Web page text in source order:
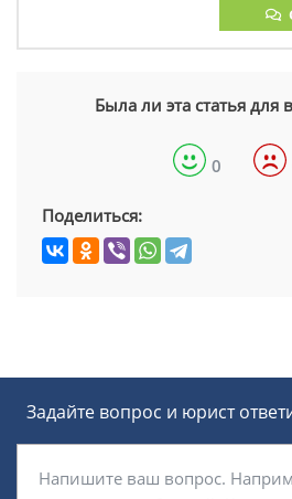
Была ли эта статья для
0
Поделиться:
Задайте вопрос и юрист